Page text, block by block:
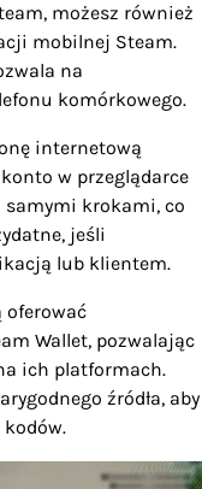
możesz również
mobilnej Steam.
na
komórkowego.
internetową
w przeglądarce
krokami, co
jeśli
lub klientem.
oferować
Wallet, pozwalając
ich platformach.
źródła, aby